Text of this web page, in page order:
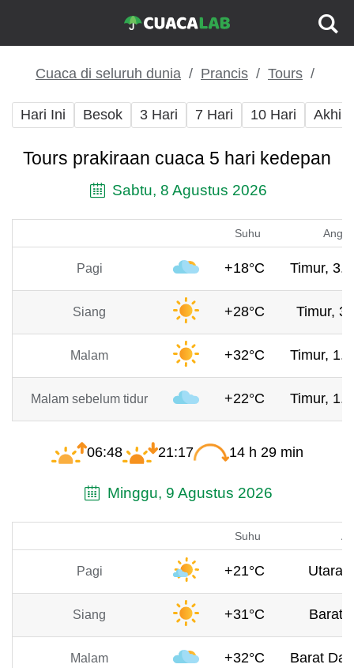
Cuaca di seluruh dunia Prancis Tours
Hari Ini Besok 3 Hari 7 Hari 10 Hari Akhir
Tours prakiraan cuaca 5 hari kedepan
Sabtu, 8 Agustus 2026
Suhu Angin
Pagi +18°C Timur,
Siang +28°C Timur, 3
Malam +32°C Timur,
Malam sebelum tidur +22°C Timur,
06:48 21:17 14 h 29 min
Minggu, 9 Agustus 2026
Suhu
Pagi +21°C Utara,
Siang +31°C Barat,
Malam +32°C Barat